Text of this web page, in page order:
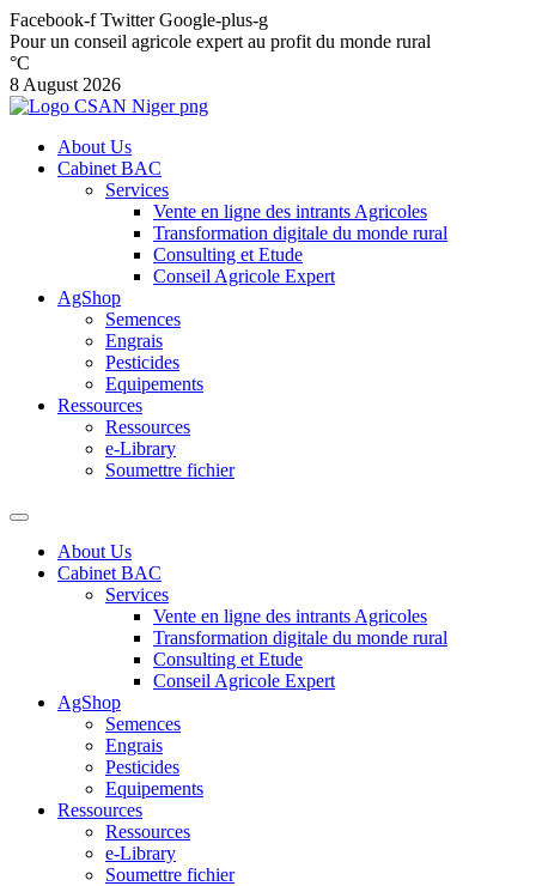
Facebook-f Twitter Google-plus-g
Pour un conseil agricole expert au profit du monde rural
°C
8 August 2026
About Us
Cabinet BAC
Services
Vente en ligne des intrants Agricoles
Transformation digitale du monde rural
Consulting et Etude
Conseil Agricole Expert
AgShop
Semences
Engrais
Pesticides
Equipements
Ressources
Ressources
e-Library
Soumettre fichier
About Us
Cabinet BAC
Services
Vente en ligne des intrants Agricoles
Transformation digitale du monde rural
Consulting et Etude
Conseil Agricole Expert
AgShop
Semences
Engrais
Pesticides
Equipements
Ressources
Ressources
e-Library
Soumettre fichier